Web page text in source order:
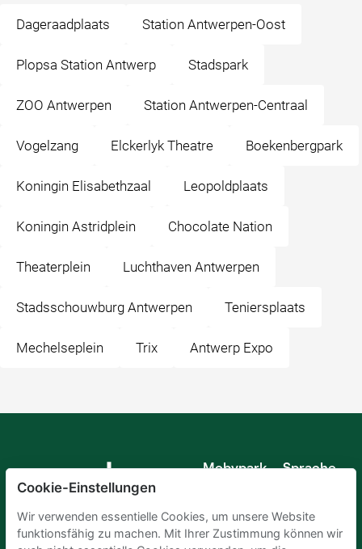
Dageraadplaats Station Antwerpen-Oost
Plopsa Station Antwerp Stadspark
ZOO Antwerpen Station Antwerpen-Centraal
Vogelzang Elckerlyk Theatre Boekenbergpark
Koningin Elisabethzaal Leopoldplaats
Koningin Astridplein Chocolate Nation
Theaterplein Luchthaven Antwerpen
Stadsschouwburg Antwerpen Teniersplaats
Mechelseplein Trix Antwerp Expo
Mobypark
Sprache
Spanisch
Französisch
Cookie-Einstellungen
Wir verwenden essentielle Cookies, um unsere Website
funktionsfähig zu machen. Mit Ihrer Zustimmung können wir